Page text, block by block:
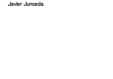
Javier Junceda